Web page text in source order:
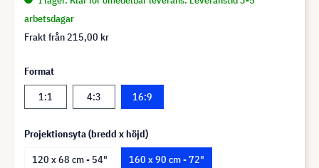
arbetsdagar
Frakt från215,00 kr
Format
1:1
4:3 16:9
Projektionsyta (bredd x höjd)
120 x 68 cm - 54"
160 x 90 cm - 72"